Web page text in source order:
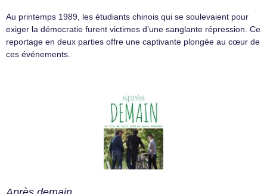
Au printemps 1989, les étudiants chinois qui se soulevaient pour
exiger la démocratie furent victimes d’une sanglante répression. Ce
reportage en deux parties offre une captivante plongée au cœur de
ces événements.